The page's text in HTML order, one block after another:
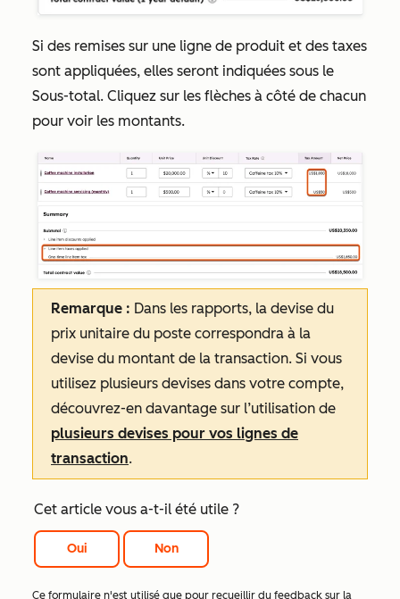
Si des remises sur une ligne de produit et des taxes
sont appliquées, elles seront indiquées sous le
Sous-total. Cliquez sur les flèches à côté de chacun
pour voir les montants.
Remarque : Dans les rapports, la devise du
prix unitaire du poste correspondra à la
devise du montant de la transaction. Si vous
utilisez plusieurs devises dans votre compte,
découvrez-en davantage sur l’utilisation de
plusieurs devises pour vos lignes de
transaction.
Cet article vous a-t-il été utile ?
Oui Non
Ce formulaire n'est utilisé que pour recueillir du feedback sur la